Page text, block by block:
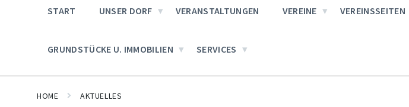
START UNSER DORF VERANSTALTUNGEN VEREINE VEREINSSEITEN
GRUNDSTÜCKE U. IMMOBILIEN SERVICES
HOME AKTUELLES